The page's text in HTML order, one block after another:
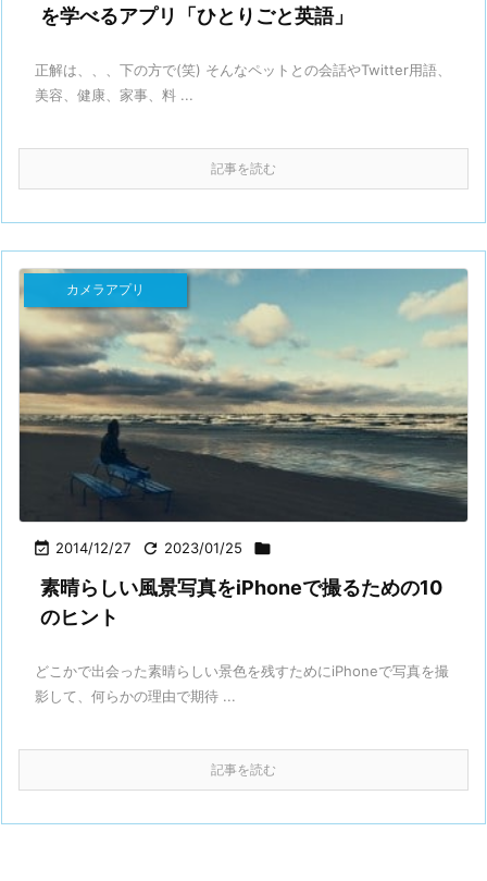
を学べるアプリ「ひとりごと英語」
正解は、、、下の方で(笑) そんなペットとの会話やTwitter用語、
美容、健康、家事、料 ...
記事を読む
 2014/12/27  2023/01/25 
カメラアプリ
素晴らしい風景写真をiPhoneで撮るための10
のヒント
どこかで出会った素晴らしい景色を残すためにiPhoneで写真を撮
影して、何らかの理由で期待 ...
記事を読む